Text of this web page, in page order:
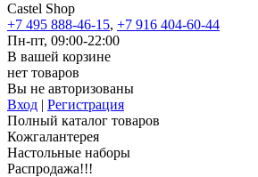
Castel Shop
+7 495 888-46-15, +7 916 404-60-44
Пн-пт, 09:00-22:00
В вашей корзине
нет товаров
Вы не авторизованы
Вход | Регистрация
Полный каталог товаров
Кожгалантерея
Настольные наборы
Распродажа!!!